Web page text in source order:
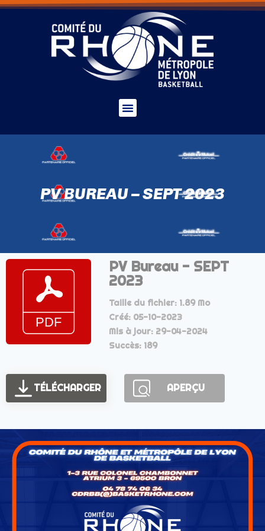
PV BUREAU – SEPT 2023
PV Bureau - SEPT
2023
Taille du fichier: 1.89 Mo
Créé: 05-10-2023
Mis à jour: 29-04-2024
Succès: 189
TÉLÉCHARGER APERÇU